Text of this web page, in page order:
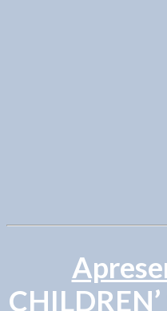
CHILDREN’